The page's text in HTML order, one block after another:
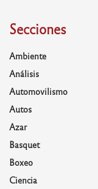
Secciones
Ambiente
Análisis
Automovilismo
Autos
Azar
Basquet
Boxeo
Ciencia